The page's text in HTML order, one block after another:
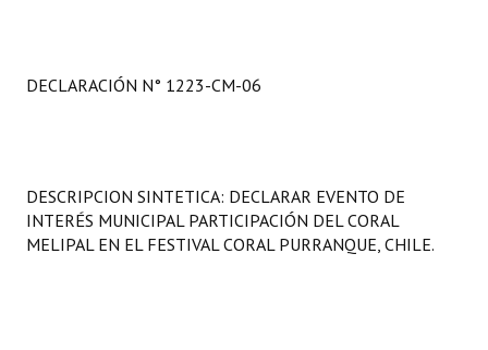
Constitución Nacional
Constitución Provincial
DECLARACIÓN N° 1223-CM-06
DESCRIPCION SINTETICA: DECLARAR EVENTO DE
INTERÉS MUNICIPAL PARTICIPACIÓN DEL CORAL
MELIPAL EN EL FESTIVAL CORAL PURRANQUE, CHILE.